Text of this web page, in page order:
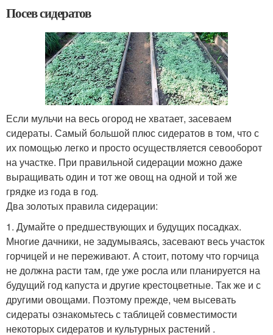
Посев сидератов
Если мульчи на весь огород не хватает, засеваем
сидераты. Самый большой плюс сидератов в том, что с
их помощью легко и просто осуществляется севооборот
на участке. При правильной сидерации можно даже
выращивать один и тот же овощ на одной и той же
грядке из года в год.
Два золотых правила сидерации:
1. Думайте о предшествующих и будущих посадках.
Многие дачники, не задумываясь, засевают весь участок
горчицей и не переживают. А стоит, потому что горчица
не должна расти там, где уже росла или планируется на
будущий год капуста и другие крестоцветные. Так же и с
другими овощами. Поэтому прежде, чем высевать
сидераты ознакомьтесь с таблицей совместимости
некоторых сидератов и культурных растений .